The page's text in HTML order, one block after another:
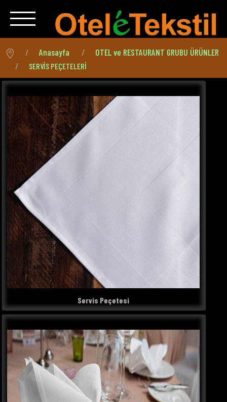
Anasayfa OTEL ve RESTAURANT GRUBU ÜRÜNLER
SERVİS PEÇETELERİ
Servis Peçetesi